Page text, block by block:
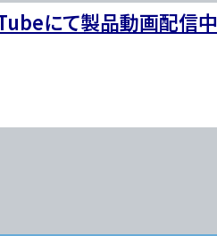
にて製品動画配信中